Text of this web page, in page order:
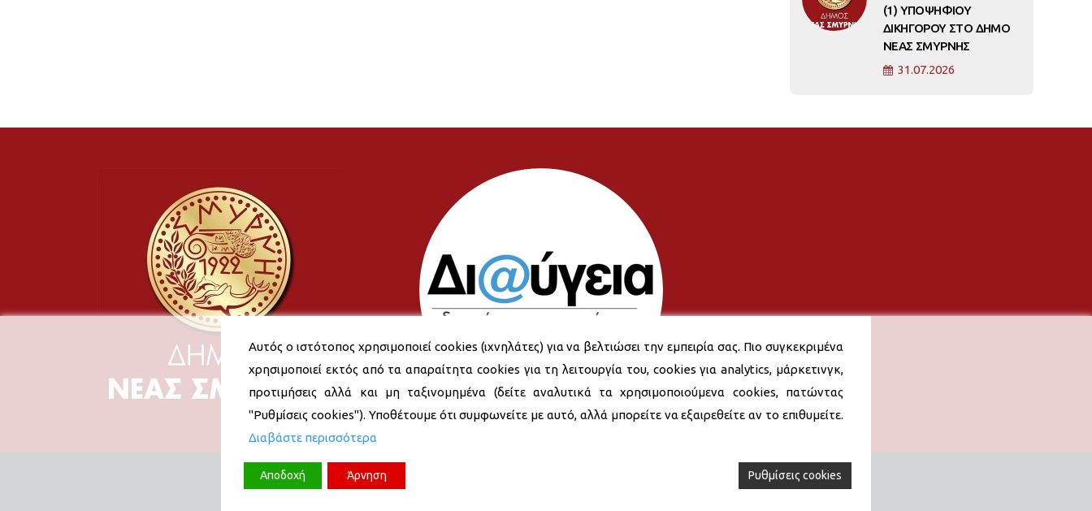
(1) ΥΠΟΨΗΦΙΟΥ
ΔΙΚΗΓΟΡΟΥ ΣΤΟ ΔΗΜΟ
ΝΕΑΣ ΣΜΥΡΝΗΣ
31.07.2026
Αυτός ο ιστότοπος χρησιμοποιεί cookies (ιχνηλάτες) για να βελτιώσει την εμπειρία σας. Πιο συγκεκριμένα
χρησιμοποιεί εκτός από τα απαραίτητα cookies για τη λειτουργία του, cookies για analytics, μάρκετινγκ,
προτιμήσεις αλλά και μη ταξινομημένα (δείτε αναλυτικά τα χρησιμοποιούμενα cookies, πατώντας
"Ρυθμίσεις cookies"). Υποθέτουμε ότι συμφωνείτε με αυτό, αλλά μπορείτε να εξαιρεθείτε αν το επιθυμείτε.
Διαβάστε περισσότερα
Αποδοχή Άρνηση Ρυθμίσεις cookies